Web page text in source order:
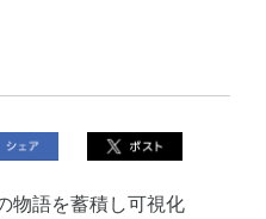
物語を蓄積し可視化